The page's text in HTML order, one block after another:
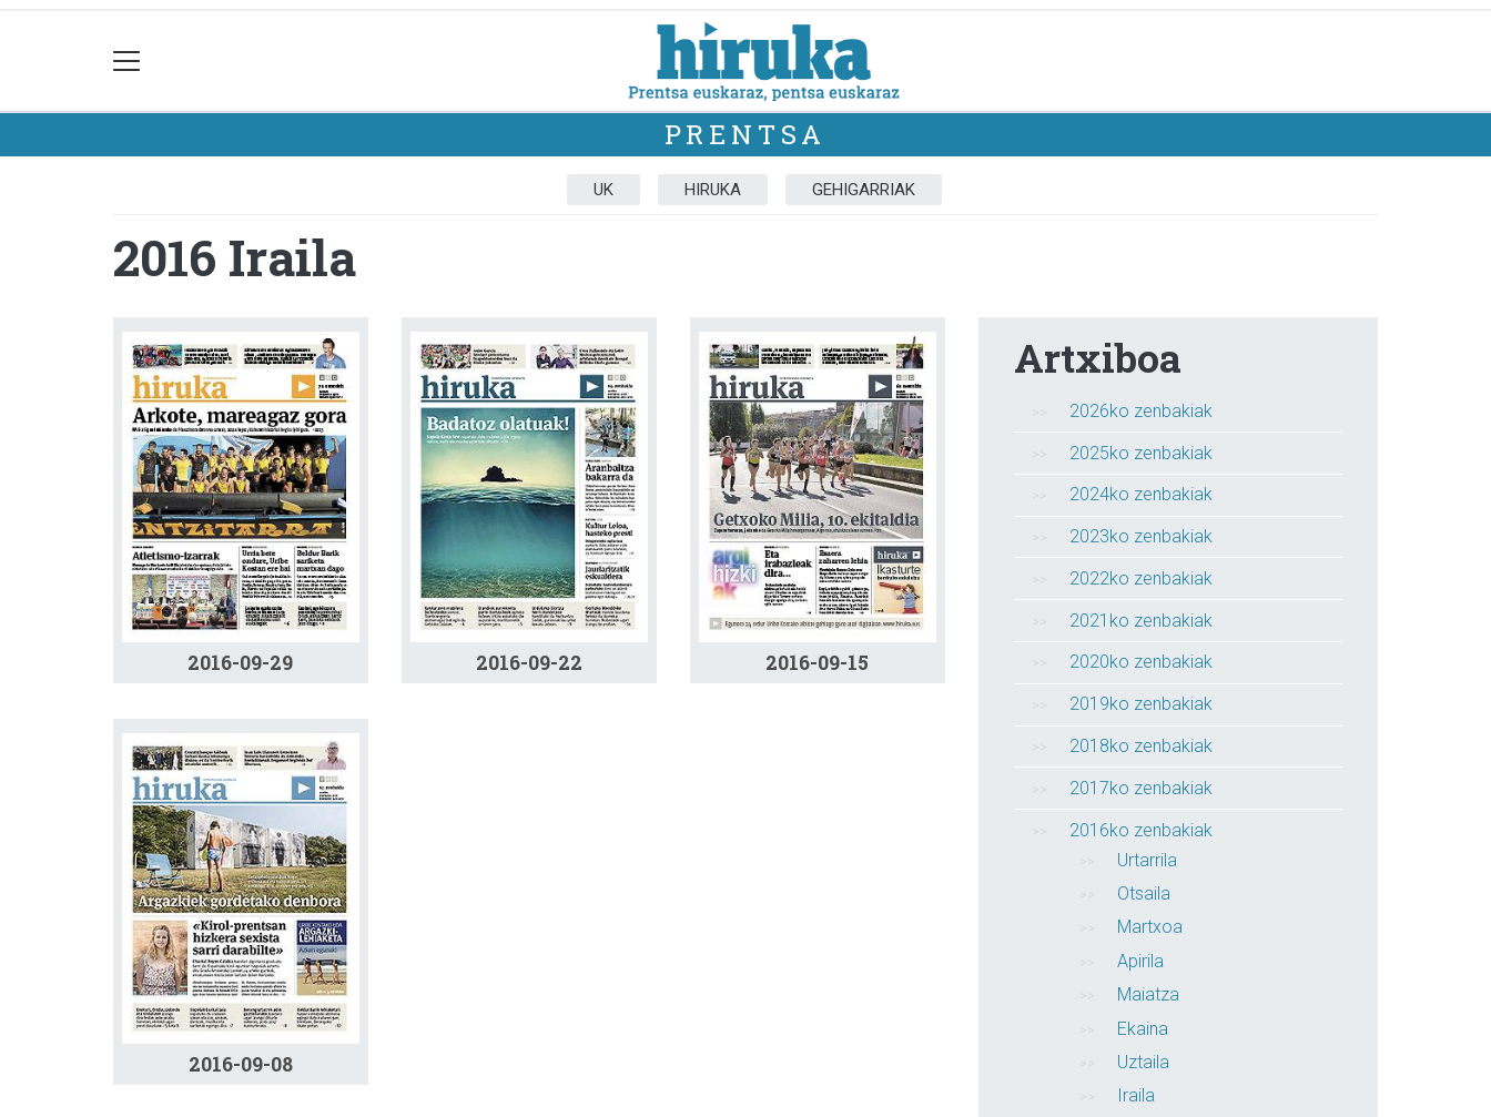
PRENTSA
UK HIRUKA GEHIGARRIAK
2016 Iraila
2016-09-29 2016-09-22 2016-09-15
2016-09-08
Artxiboa
2026ko zenbakiak
2025ko zenbakiak
2024ko zenbakiak
2023ko zenbakiak
2022ko zenbakiak
2021ko zenbakiak
2020ko zenbakiak
2019ko zenbakiak
2018ko zenbakiak
2017ko zenbakiak
2016ko zenbakiak
Urtarrila
Otsaila
Martxoa
Apirila
Maiatza
Ekaina
Uztaila
Iraila